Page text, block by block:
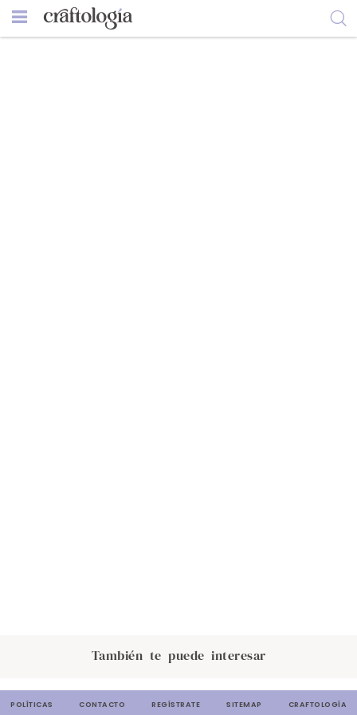
También te puede interesar
POLÍTICAS CONTACTO REGÍSTRATE SITEMAP CRAFTOLOGÍA